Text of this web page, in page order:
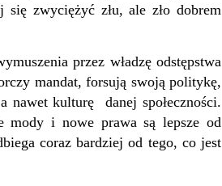
się zwyciężyć złu, ale zło dobrem
przez władzę odstępstwa
mandat, forsują swoją politykę,
nawet kulturę danej społeczności.
mody i nowe prawa są lepsze od
coraz bardziej od tego, co jest